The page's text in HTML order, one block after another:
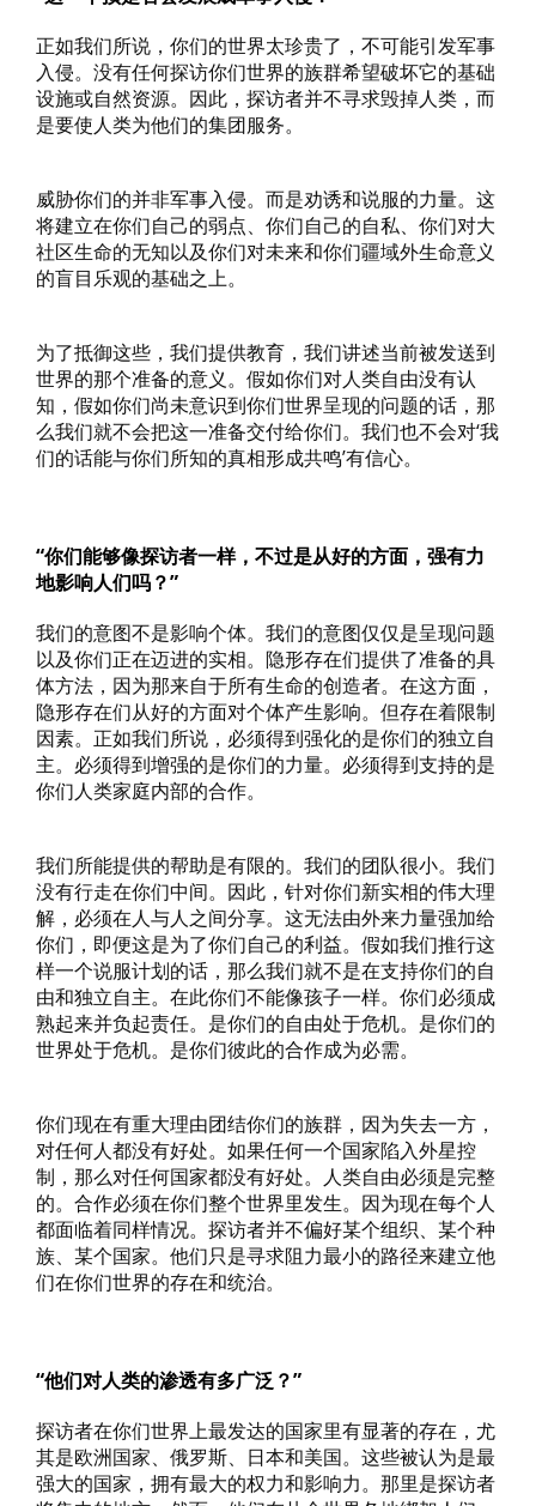
正如我们所说，你们的世界太珍贵了，不可能引发军事
入侵。没有任何探访你们世界的族群希望破坏它的基础
设施或自然资源。因此，探访者并不寻求毁掉人类，而
是要使人类为他们的集团服务。
威胁你们的并非军事入侵。而是劝诱和说服的力量。这
将建立在你们自己的弱点、你们自己的自私、你们对大
社区生命的无知以及你们对未来和你们疆域外生命意义
的盲目乐观的基础之上。
为了抵御这些，我们提供教育，我们讲述当前被发送到
世界的那个准备的意义。假如你们对人类自由没有认
知，假如你们尚未意识到你们世界呈现的问题的话，那
么我们就不会把这一准备交付给你们。我们也不会对‘我
们的话能与你们所知的真相形成共鸣’有信心。
“你们能够像探访者一样，不过是从好的方面，强有力
地影响人们吗？”
我们的意图不是影响个体。我们的意图仅仅是呈现问题
以及你们正在迈进的实相。隐形存在们提供了准备的具
体方法，因为那来自于所有生命的创造者。在这方面，
隐形存在们从好的方面对个体产生影响。但存在着限制
因素。正如我们所说，必须得到强化的是你们的独立自
主。必须得到增强的是你们的力量。必须得到支持的是
你们人类家庭内部的合作。
我们所能提供的帮助是有限的。我们的团队很小。我们
没有行走在你们中间。因此，针对你们新实相的伟大理
解，必须在人与人之间分享。这无法由外来力量强加给
你们，即便这是为了你们自己的利益。假如我们推行这
样一个说服计划的话，那么我们就不是在支持你们的自
由和独立自主。在此你们不能像孩子一样。你们必须成
熟起来并负起责任。是你们的自由处于危机。是你们的
世界处于危机。是你们彼此的合作成为必需。
你们现在有重大理由团结你们的族群，因为失去一方，
对任何人都没有好处。如果任何一个国家陷入外星控
制，那么对任何国家都没有好处。人类自由必须是完整
的。合作必须在你们整个世界里发生。因为现在每个人
都面临着同样情况。探访者并不偏好某个组织、某个种
族、某个国家。他们只是寻求阻力最小的路径来建立他
们在你们世界的存在和统治。
“他们对人类的渗透有多广泛？”
探访者在你们世界上最发达的国家里有显著的存在，尤
其是欧洲国家、俄罗斯、日本和美国。这些被认为是最
强大的国家，拥有最大的权力和影响力。那里是探访者